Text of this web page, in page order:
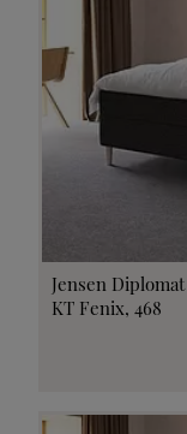
Jensen
KT Fenix, 468